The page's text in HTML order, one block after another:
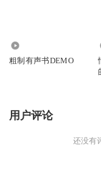
粗制有声书DEMO
用户评论
还没有